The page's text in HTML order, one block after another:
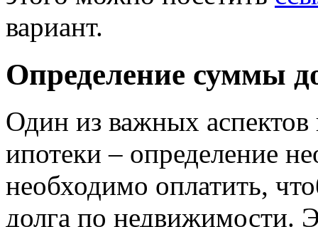
вариант.
Определение суммы
Один из важных
ипотеки – определение
необходимо оплатить,
долга по недвижимости.